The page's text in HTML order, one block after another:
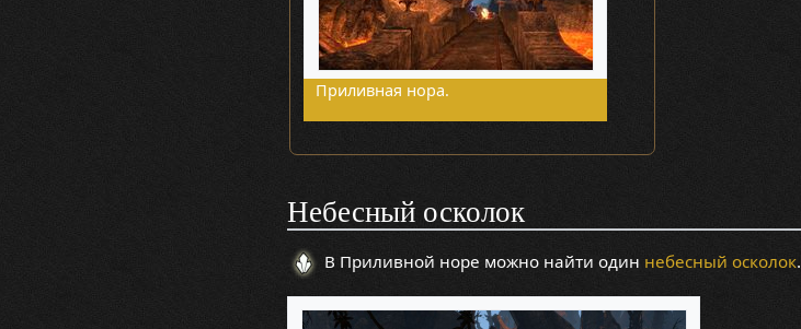
Приливная нора.
Небесный осколок
В Приливной норе можно найти один небесный осколок.